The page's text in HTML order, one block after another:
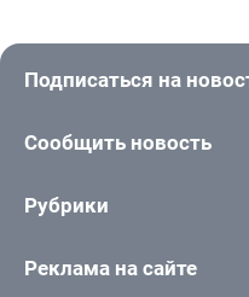
Подписаться на
Сообщить новость
Рубрики
Реклама на сайте